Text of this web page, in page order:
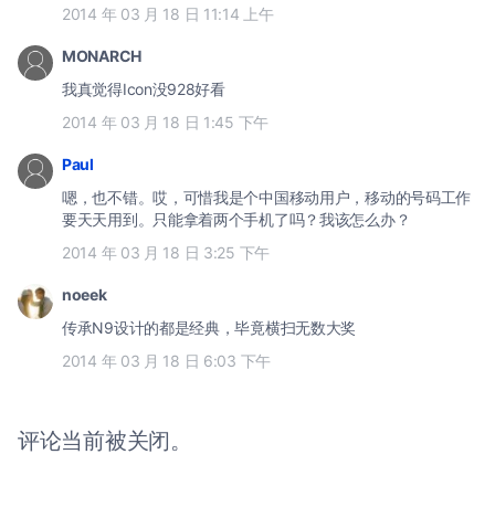
2014 年 03 月 18 日 11:14 上午
MONARCH
我真觉得Icon没928好看
2014 年 03 月 18 日 1:45 下午
Paul
嗯，也不错。哎，可惜我是个中国移动用户，移动的号码工作
要天天用到。只能拿着两个手机了吗？我该怎么办？
2014 年 03 月 18 日 3:25 下午
noeek
传承N9设计的都是经典，毕竟横扫无数大奖
2014 年 03 月 18 日 6:03 下午
评论当前被关闭。